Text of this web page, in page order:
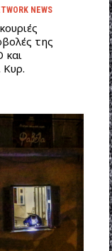
NEWS
της
και
Κυρ.